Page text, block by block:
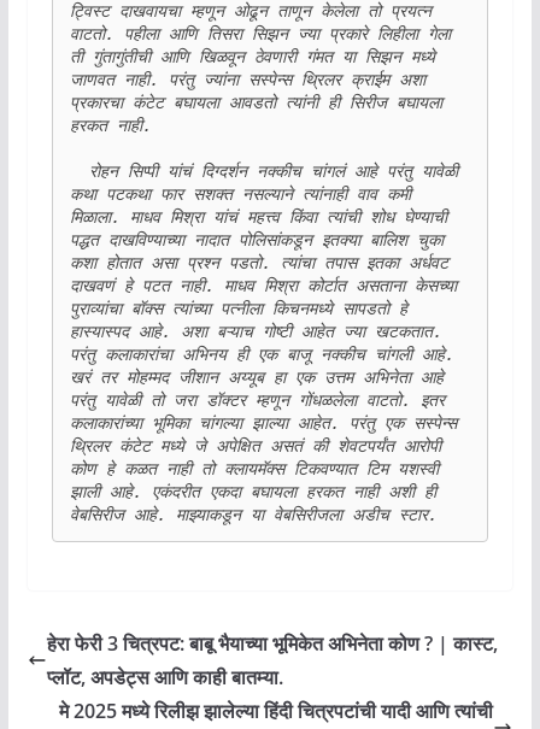
ट्विस्ट दाखवायचा म्हणून ओढून ताणून केलेला तो प्रयत्न
वाटतो. पहीला आणि तिसरा सिझन ज्या प्रकारे लिहीला गेला
ती गुंतागुंतीची आणि खिळवून ठेवणारी गंमत या सिझन मध्ये
जाणवत नाही. परंतु ज्यांना सस्पेन्स थ्रिलर क्राईम अशा
प्रकारचा कंटेट बघायला आवडतो त्यांनी ही सिरीज बघायला
हरकत नाही.
कथा पटकथा फार सशक्त नसल्याने त्यांनाही वाव कमी
मिळाला. माधव मिश्रा यांचं महत्त्व किंवा त्यांची शोध घेण्याची
पद्धत दाखविण्याच्या नादात पोलिसांकडून इतक्या बालिश चुका
कशा होतात असा प्रश्न पडतो. त्यांचा तपास इतका अर्धवट
दाखवणं हे पटत नाही. माधव मिश्रा कोर्टात असताना केसच्या
पुराव्यांचा बॉक्स त्यांच्या पत्नीला किचनमध्ये सापडतो हे
हास्यास्पद आहे. अशा बऱ्याच गोष्टी आहेत ज्या खटकतात.
परंतु कलाकारांचा अभिनय ही एक बाजू नक्कीच चांगली आहे.
खरं तर मोहम्मद जीशान अय्यूब हा एक उत्तम अभिनेता आहे
परंतु यावेळी तो जरा डॉक्टर म्हणून गोंधळलेला वाटतो. इतर
कलाकारांच्या भूमिका चांगल्या झाल्या आहेत. परंतु एक सस्पेन्स
थ्रिलर कंटेट मध्ये जे अपेक्षित असतं की शेवटपर्यंत आरोपी
कोण हे कळत नाही तो क्लायमॅक्स टिकवण्यात टिम यशस्वी
झाली आहे. एकंदरीत एकदा बघायला हरकत नाही अशी ही
वेबसिरीज आहे. माझ्याकडून या वेबसिरीजला अडीच स्टार.
हेरा फेरी 3 चित्रपट: बाबू भैयाच्या भूमिकेत अभिनेता कोण ? | कास्ट,
प्लॉट, अपडेट्स आणि काही बातम्या.
मे 2025 मध्ये रिलीझ झालेल्या हिंदी चित्रपटांची यादी आणि त्यांची